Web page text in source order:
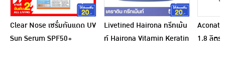
Clear Nose เซรั่มกันแดด UV
Sun Serum SPF50+
Livetined Hairona ทรีทเม้น
ท์ Hairona Vitamin Keratin
1.8 ลิตร